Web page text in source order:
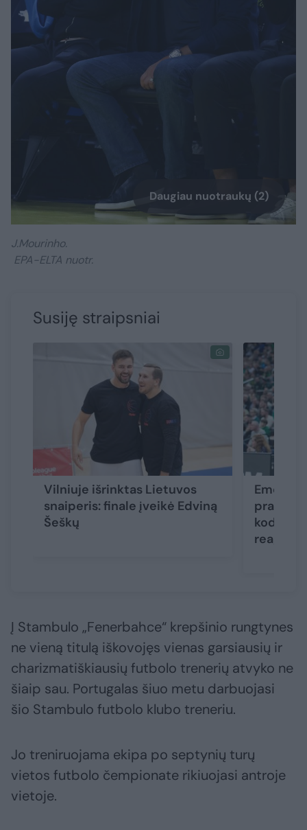
Daugiau nuotraukų (2)
J.Mourinho.
EPA-ELTA nuotr.
Susiję straipsniai
Vilniuje išrinktas Lietuvos
snaiperis: finale įveikė Edviną
Šeškų
kodėl
reaguoti
Į Stambulo „Fenerbahce“ krepšinio rungtynes
ne vieną titulą iškovojęs vienas garsiausių ir
charizmatiškiausių futbolo trenerių atvyko ne
šiaip sau. Portugalas šiuo metu darbuojasi
šio Stambulo futbolo klubo treneriu.
Jo treniruojama ekipa po septynių turų
vietos futbolo čempionate rikiuojasi antroje
vietoje.